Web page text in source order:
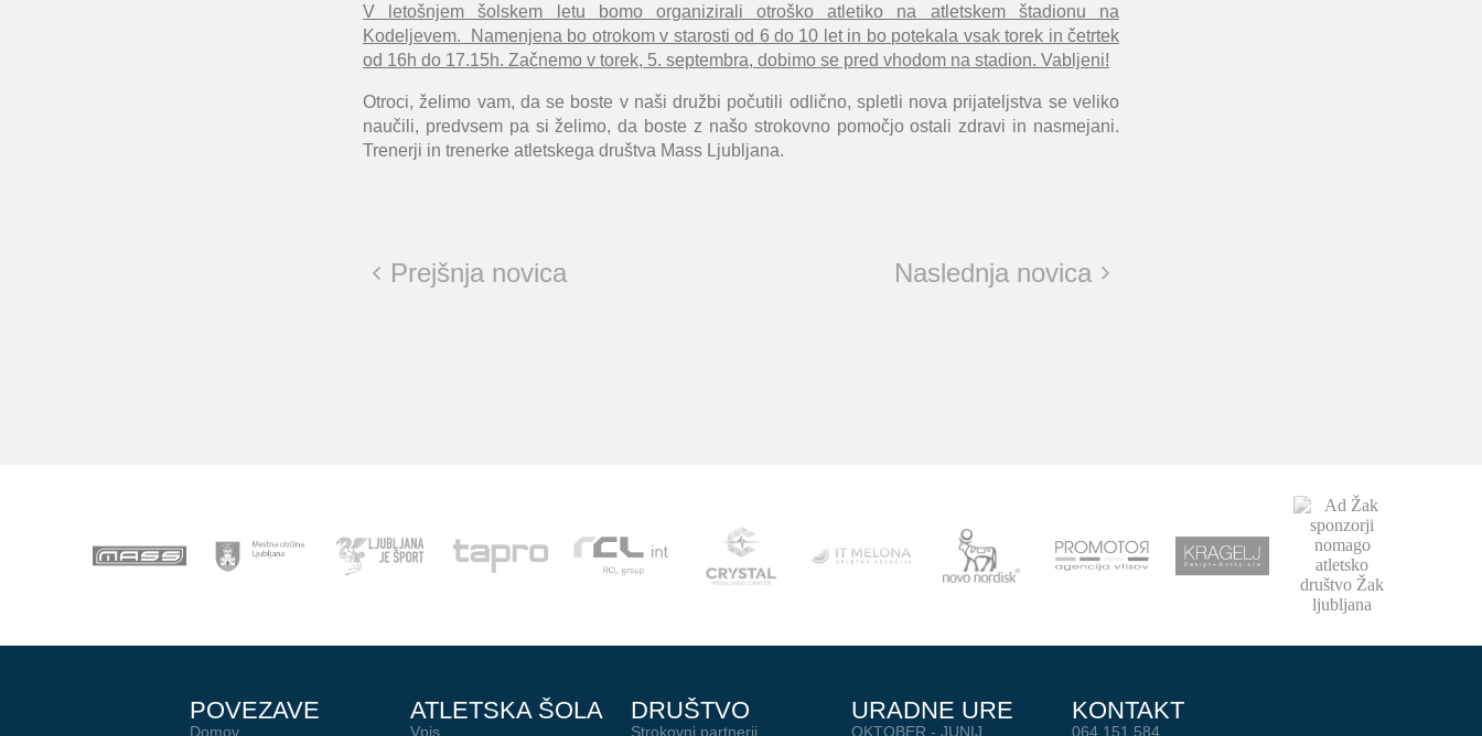
V letošnjem šolskem letu bomo organizirali otroško atletiko na atletskem štadionu na
Kodeljevem. Namenjena bo otrokom v starosti od 6 do 10 let in bo potekala vsak torek in četrtek
od 16h do 17.15h. Začnemo v torek, 5. septembra, dobimo se pred vhodom na stadion. Vabljeni!
Otroci, želimo vam, da se boste v naši družbi počutili odlično, spletli nova prijateljstva se veliko
naučili, predvsem pa si želimo, da boste z našo strokovno pomočjo ostali zdravi in nasmejani.
Trenerji in trenerke atletskega društva Mass Ljubljana.
Prejšnja novica Naslednja novica
POVEZAVE
Domov
ATLETSKA ŠOLA
Vpis
DRUŠTVO
Strokovni partnerji
URADNE URE
OKTOBER - JUNIJ
KONTAKT
064 151 584